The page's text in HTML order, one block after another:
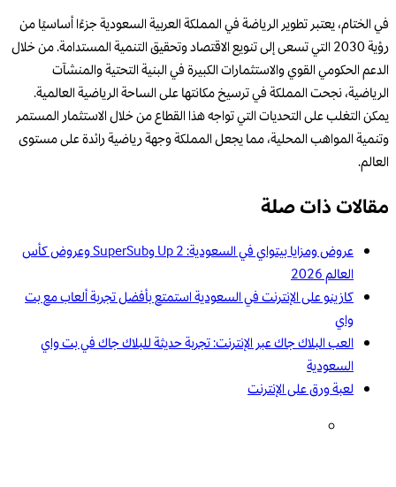
في الختام، يعتبر تطوير الرياضة في المملكة العربية السعودية جزءًا أساسيًا من
رؤية 2030 التي تسعى إلى تنويع الاقتصاد وتحقيق التنمية المستدامة. من خلال
الدعم الحكومي القوي والاستثمارات الكبيرة في البنية التحتية والمنشآت
الرياضية، نجحت المملكة في ترسيخ مكانتها على الساحة الرياضية العالمية.
يمكن التغلب على التحديات التي تواجه هذا القطاع من خلال الاستثمار المستمر
وتنمية المواهب المحلية، مما يجعل المملكة وجهة رياضية رائدة على مستوى
العالم.
مقالات ذات صلة
عروض ومزايا بيتواي في السعودية: 2 Up وSuperSub وعروض كأس
العالم 2026
كازينو على الإنترنت في السعودية استمتع بأفضل تجربة ألعاب مع بت
واي
العب البلاك جاك عبر الإنترنت: تجربة حديثة للبلاك جاك في بت واي
السعودية
لعبة ورق على الإنترنت